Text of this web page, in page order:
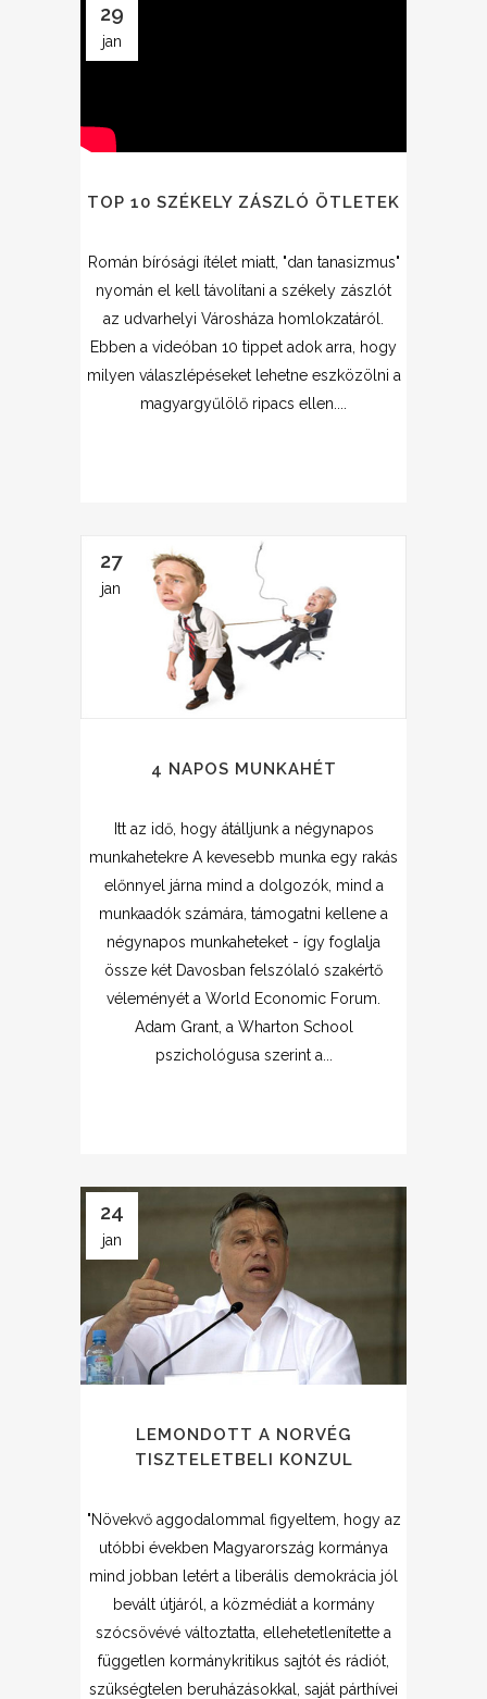
29
jan
TOP 10 SZÉKELY ZÁSZLÓ ÖTLETEK
Román bírósági ítélet miatt, "dan tanasizmus"
nyomán el kell távolítani a székely zászlót
az udvarhelyi Városháza homlokzatáról.
Ebben a videóban 10 tippet adok arra, hogy
milyen válaszlépéseket lehetne eszközölni a
magyargyűlölő ripacs ellen....
27
jan
4 NAPOS MUNKAHÉT
Itt az idő, hogy átálljunk a négynapos
munkahetekre A kevesebb munka egy rakás
előnnyel járna mind a dolgozók, mind a
munkaadók számára, támogatni kellene a
négynapos munkaheteket - így foglalja
össze két Davosban felszólaló szakértő
véleményét a World Economic Forum.
Adam Grant, a Wharton School
pszichológusa szerint a...
24
jan
LEMONDOTT A NORVÉG
TISZTELETBELI KONZUL
"Növekvő aggodalommal figyeltem, hogy az
utóbbi években Magyarország kormánya
mind jobban letért a liberális demokrácia jól
bevált útjáról, a közmédiát a kormány
szócsövévé változtatta, ellehetetlenítette a
független kormánykritikus sajtót és rádiót,
szükségtelen beruházásokkal, saját párthívei